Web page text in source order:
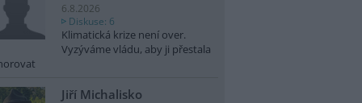
6.8.2026
Diskuse: 6
Klimatická krize není over.
Vyzýváme vládu, aby ji přestala
Jiří Michalisko